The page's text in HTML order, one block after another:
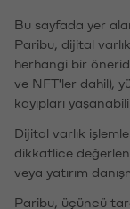
Bu sayfada yer
Paribu, dijital
herhangi bir
ve NFT'ler dahil),
kayıpları
Dijital varlık
dikkatlice
veya yatırım
Paribu, üçüncü